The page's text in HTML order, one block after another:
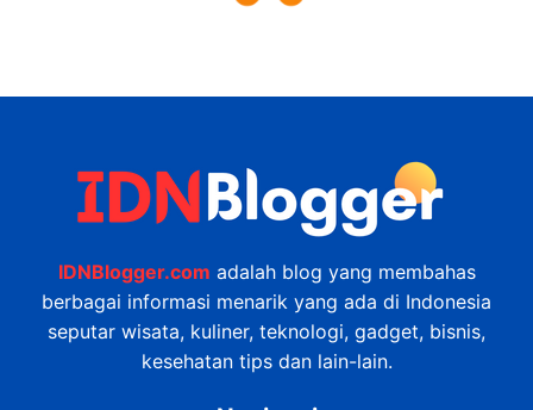
IDNBlogger.com adalah blog yang membahas
berbagai informasi menarik yang ada di Indonesia
seputar wisata, kuliner, teknologi, gadget, bisnis,
kesehatan tips dan lain-lain.